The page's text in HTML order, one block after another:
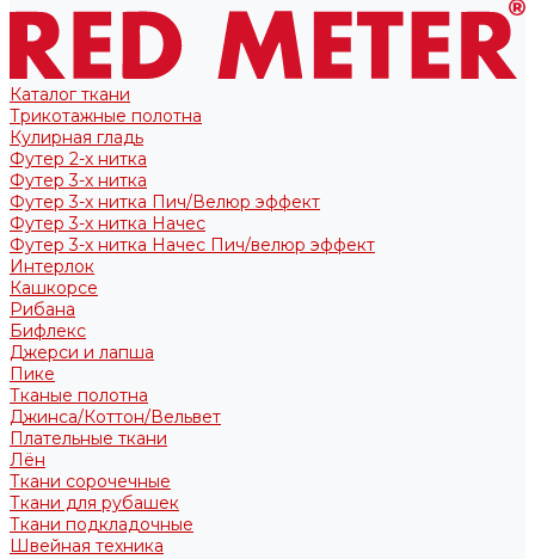
Каталог ткани
Трикотажные полотна
Кулирная гладь
Футер 2-х нитка
Футер 3-х нитка
Футер 3-х нитка Пич/Велюр эффект
Футер 3-х нитка Начес
Футер 3-х нитка Начес Пич/велюр эффект
Интерлок
Кашкорсе
Рибана
Бифлекс
Джерси и лапша
Пике
Тканые полотна
Джинса/Коттон/Вельвет
Плательные ткани
Лён
Ткани сорочечные
Ткани для рубашек
Ткани подкладочные
Швейная техника